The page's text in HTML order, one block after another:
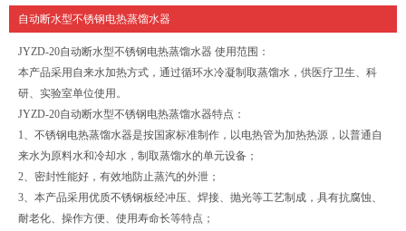
自动断水型不锈钢电热蒸馏水器
JYZD-20自动断水型不锈钢电热蒸馏水器 使用范围：
本产品采用自来水加热方式，通过循环水冷凝制取蒸馏水，供医疗卫生、科
研、实验室单位使用。
JYZD-20自动断水型不锈钢电热蒸馏水器特点：
1
、不锈钢电热蒸馏水器是按国家标准制作，以电热管为加热热源，以普通自
来水为原料水和冷却水，制取蒸馏水的单元设备；
2 、密封性能好，有效地防止蒸汽的外泄；
3 、本产品采用优质不锈钢板经冲压、焊接、抛光等工艺制成，具有抗腐蚀、
耐老化、操作方便、使用寿命长等特点；